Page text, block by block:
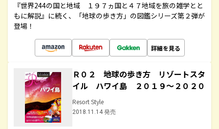
『世界244の国と地域 １９７ヵ国と４７地域を旅の雑学とと
もに解説』に続く、「地球の歩き方」の図鑑シリーズ第２弾が
登場！
詳細を見る
Ｒ０２ 地球の歩き方 リゾートスタ
イル ハワイ島 ２０１９～２０２０
Resort Style
2018.11.14 発売